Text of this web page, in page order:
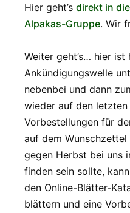
Hier geht’s direkt in
Alpakas-Gruppe. Wir
Weiter geht’s… hier
Ankündigungswelle
nebenbei und dann
wieder auf den
Vorbestellungen für
auf dem
gegen Herbst bei uns
finden sein sollte,
den Online-Blätter-
blättern und eine